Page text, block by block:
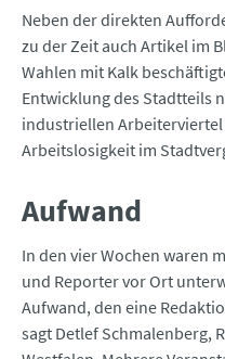
Neben der direkten
zu der Zeit auch Artikel im
Wahlen mit Kalk
Entwicklung des Stadtteils
industriellen
Arbeitslosigkeit im
Aufwand
In den vier Wochen waren
und Reporter vor Ort
Aufwand, den eine
sagt Detlef Schmalenberg,